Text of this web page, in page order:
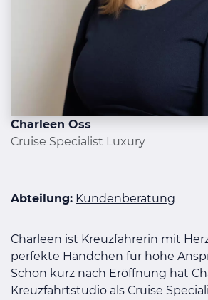
Charleen Oss
Cruise Specialist Luxury
Abteilung: Kundenberatung
Charleen ist Kreuzfahrerin mit
perfekte Händchen für hohe
Schon kurz nach Eröffnung hat
Kreuzfahrtstudio als Cruise